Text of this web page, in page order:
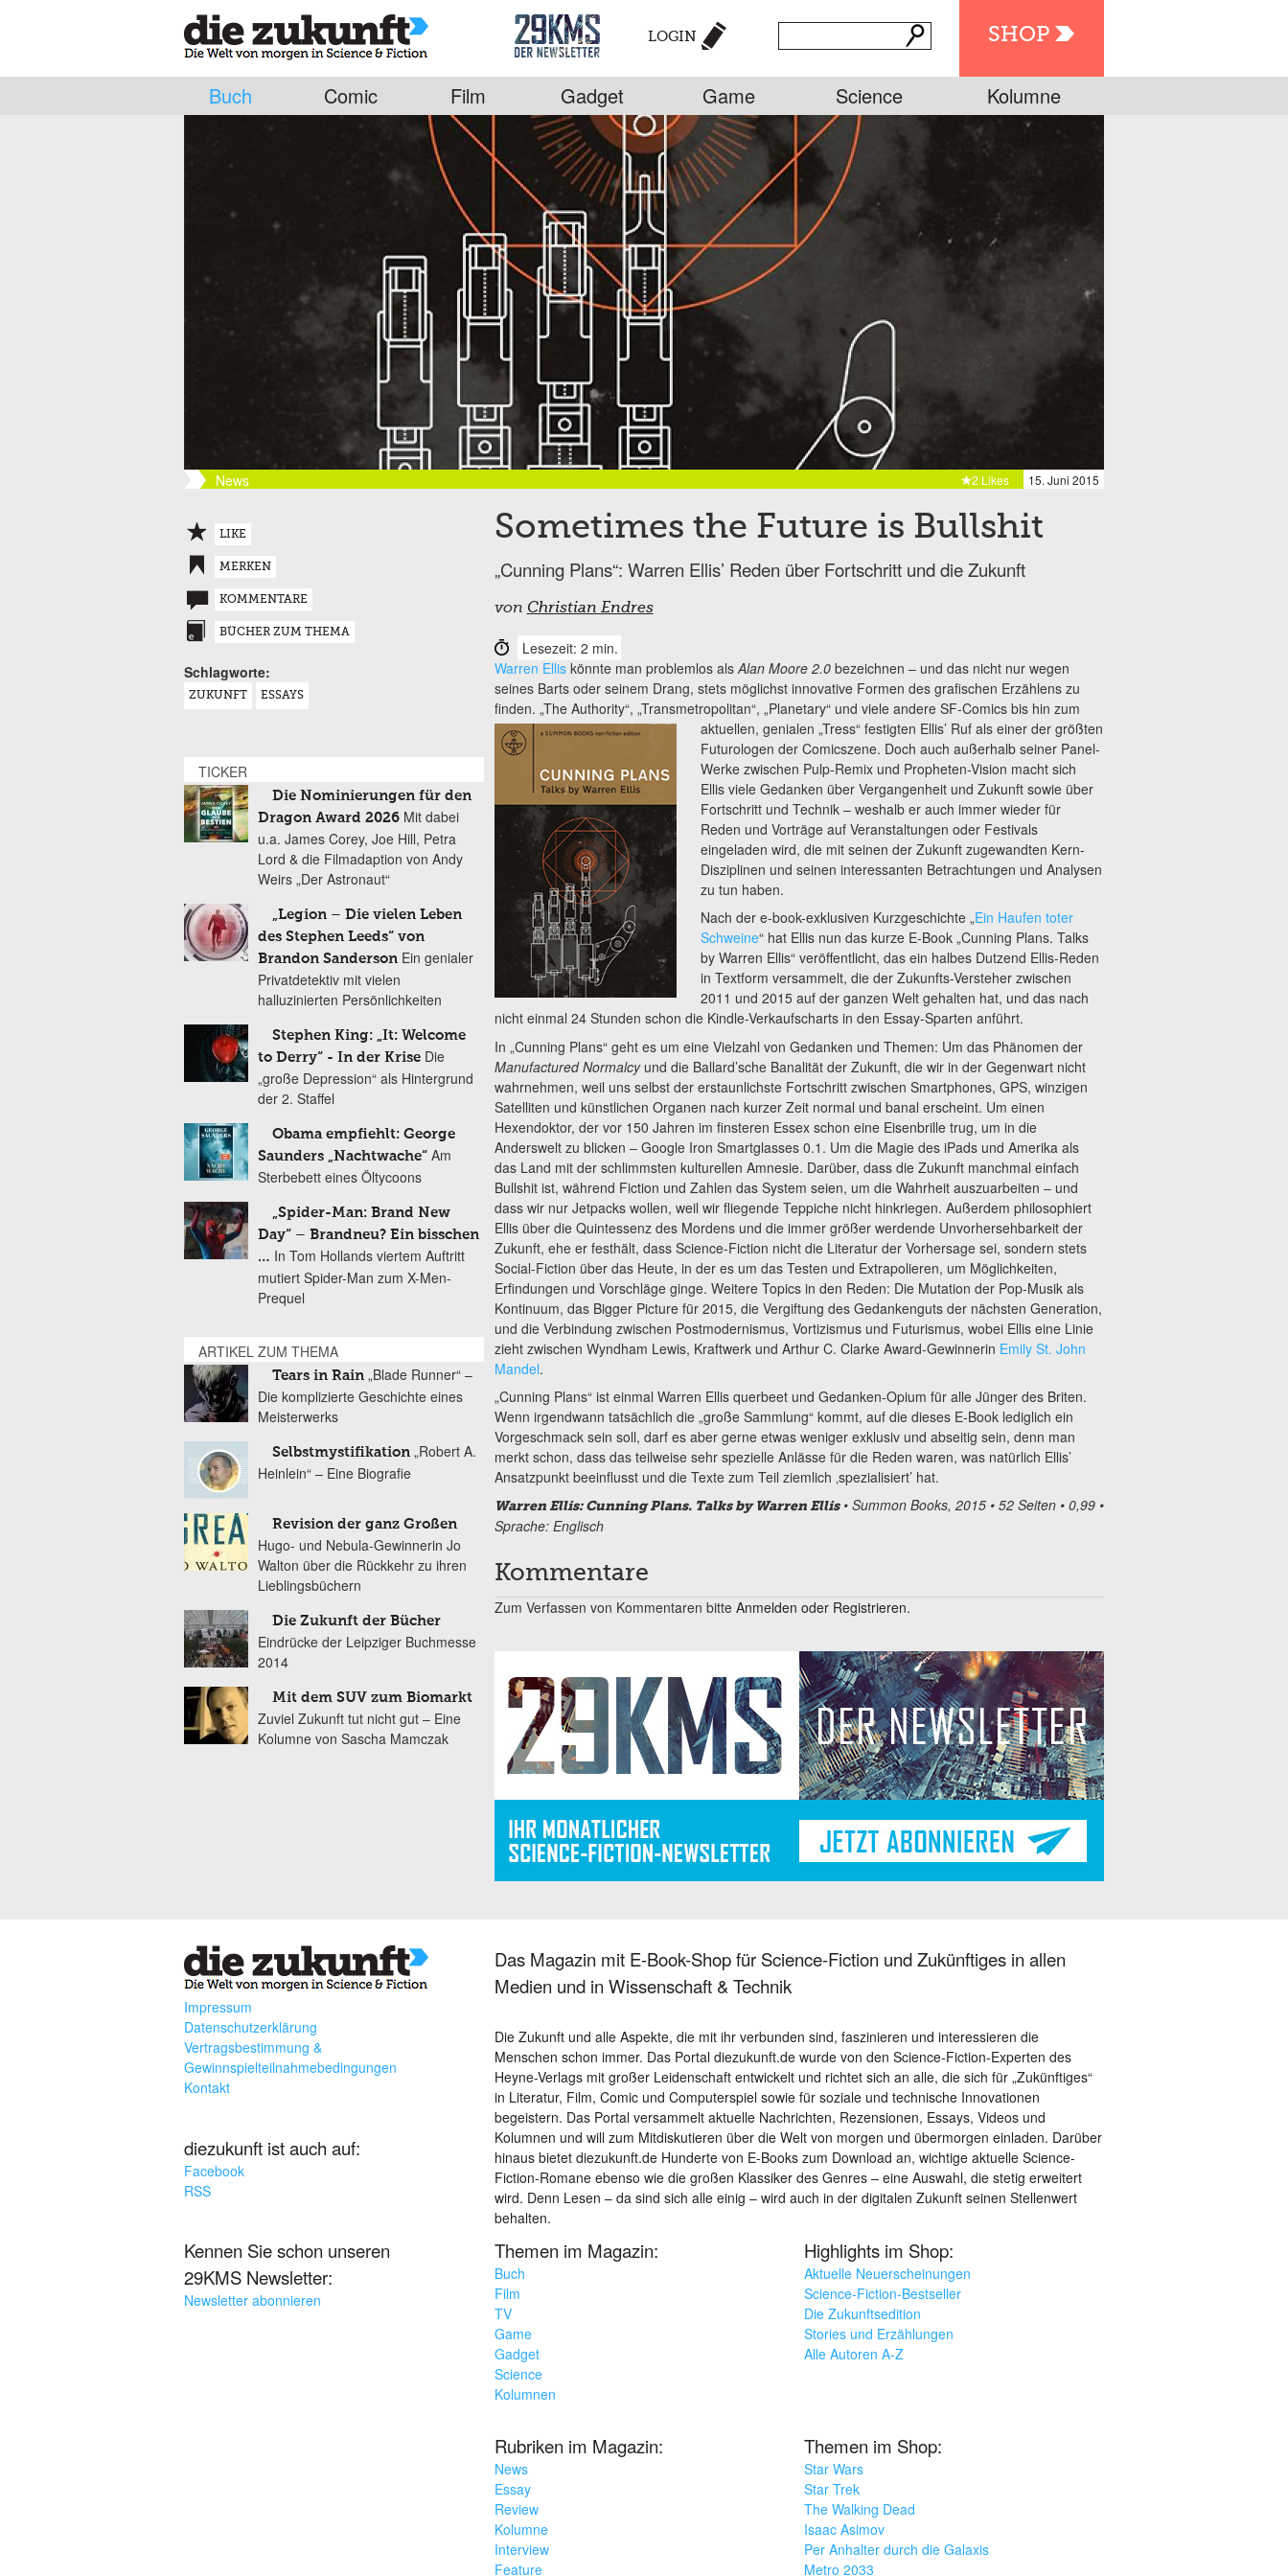
SHOP
LOGIN
Buch Comic Film Gadget Game Science Kolumne
News 15. Juni 2015
2 Likes
Sometimes the Future is Bullshit
„Cunning Plans“: Warren Ellis’ Reden über Fortschritt und die Zukunft
von Christian Endres
Lesezeit: 2 min.
Warren Elliskönnte man problemlos als Alan Moore 2.0bezeichnen – und das nicht nur wegen
seines Barts oder seinem Drang, stets möglichst innovative Formen des grafischen Erzählens zu
finden. „The Authority“, „Transmetropolitan“, „Planetary“ und viele andere SF-Comics bis hin zum
aktuellen, genialen „Tress“ festigten Ellis’ Ruf als einer der größten
Futurologen der Comicszene. Doch auch außerhalb seiner Panel-
Werke zwischen Pulp-Remix und Propheten-Vision macht sich
Ellis viele Gedanken über Vergangenheit und Zukunft sowie über
Fortschritt und Technik – weshalb er auch immer wieder für
Reden und Vorträge auf Veranstaltungen oder Festivals
eingeladen wird, die mit seinen der Zukunft zugewandten Kern-
Disziplinen und seinen interessanten Betrachtungen und Analysen
zu tun haben.
Nach der e-book-exklusiven Kurzgeschichte „Ein Haufen toter
Schweine“ hat Ellis nun das kurze E-Book „Cunning Plans. Talks
by Warren Ellis“ veröffentlicht, das ein halbes Dutzend Ellis-Reden
in Textform versammelt, die der Zukunfts-Versteher zwischen
2011 und 2015 auf der ganzen Welt gehalten hat, und das nach
nicht einmal 24 Stunden schon die Kindle-Verkaufscharts in den Essay-Sparten anführt.
In „Cunning Plans“ geht es um eine Vielzahl von Gedanken und Themen: Um das Phänomen der
Manufactured Normalcyund die Ballard’sche Banalität der Zukunft, die wir in der Gegenwart nicht
wahrnehmen, weil uns selbst der erstaunlichste Fortschritt zwischen Smartphones, GPS, winzigen
Satelliten und künstlichen Organen nach kurzer Zeit normal und banal erscheint. Um einen
Hexendoktor, der vor 150 Jahren im finsteren Essex schon eine Eisenbrille trug, um in die
Anderswelt zu blicken – Google Iron Smartglasses 0.1. Um die Magie des iPads und Amerika als
das Land mit der schlimmsten kulturellen Amnesie. Darüber, dass die Zukunft manchmal einfach
Bullshit ist, während Fiction und Zahlen das System seien, um die Wahrheit auszuarbeiten – und
dass wir nur Jetpacks wollen, weil wir fliegende Teppiche nicht hinkriegen. Außerdem philosophiert
Ellis über die Quintessenz des Mordens und die immer größer werdende Unvorhersehbarkeit der
Zukunft, ehe er festhält, dass Science-Fiction nicht die Literatur der Vorhersage sei, sondern stets
Social-Fiction über das Heute, in der es um das Testen und Extrapolieren, um Möglichkeiten,
Erfindungen und Vorschläge ginge. Weitere Topics in den Reden: Die Mutation der Pop-Musik als
Kontinuum, das Bigger Picture für 2015, die Vergiftung des Gedankenguts der nächsten Generation,
und die Verbindung zwischen Postmodernismus, Vortizismus und Futurismus, wobei Ellis eine Linie
zieht zwischen Wyndham Lewis, Kraftwerk und Arthur C. Clarke Award-Gewinnerin Emily St. John
Mandel.
„Cunning Plans“ ist einmal Warren Ellis querbeet und Gedanken-Opium für alle Jünger des Briten.
Wenn irgendwann tatsächlich die „große Sammlung“ kommt, auf die dieses E-Book lediglich ein
Vorgeschmack sein soll, darf es aber gerne etwas weniger exklusiv und abseitig sein, denn man
merkt schon, dass das teilweise sehr spezielle Anlässe für die Reden waren, was natürlich Ellis’
Ansatzpunkt beeinflusst und die Texte zum Teil ziemlich ‚spezialisiert’ hat.
Warren Ellis: Cunning Plans. Talks by Warren Ellis• Summon Books, 2015 • 52 Seiten • 0,99 •
Sprache: Englisch
Kommentare
Zum Verfassen von Kommentaren bitte Anmelden oder Registrieren.
LIKE
MERKEN
KOMMENTARE
BÜCHER ZUM THEMA
Schlagworte:
ZUKUNFT ESSAYS
TICKER
Die Nominierungen für den
Dragon Award 2026 Mit dabei
u.a. James Corey, Joe Hill, Petra
Lord & die Filmadaption von Andy
Weirs „Der Astronaut“
„Legion – Die vielen Leben
des Stephen Leeds“ von
Brandon Sanderson Ein genialer
Privatdetektiv mit vielen
halluzinierten Persönlichkeiten
Stephen King: „It: Welcome
to Derry“ - In der Krise Die
„große Depression“ als Hintergrund
der 2. Staffel
Obama empfiehlt: George
Saunders „Nachtwache“ Am
Sterbebett eines Öltycoons
„Spider-Man: Brand New
Day“ – Brandneu? Ein bisschen
… In Tom Hollands viertem Auftritt
mutiert Spider-Man zum X-Men-
Prequel
ARTIKEL ZUM THEMA
Tears in Rain „Blade Runner“ –
Die komplizierte Geschichte eines
Meisterwerks
Selbstmystifikation „Robert A.
Heinlein“ – Eine Biografie
Revision der ganz Großen
Hugo- und Nebula-Gewinnerin Jo
Walton über die Rückkehr zu ihren
Lieblingsbüchern
Die Zukunft der Bücher
Eindrücke der Leipziger Buchmesse
2014
Mit dem SUV zum Biomarkt
Zuviel Zukunft tut nicht gut – Eine
Kolumne von Sascha Mamczak
Impressum
Datenschutzerklärung
Vertragsbestimmung &
Gewinnspielteilnahmebedingungen
Kontakt
diezukunft ist auch auf:
Facebook
RSS
Kennen Sie schon unseren
29KMS Newsletter:
Newsletter abonnieren
Das Magazin mit E-Book-Shop für Science-Fiction und Zukünftiges in allen
Medien und in Wissenschaft & Technik
Die Zukunft und alle Aspekte, die mit ihr verbunden sind, faszinieren und interessieren die
Menschen schon immer. Das Portal diezukunft.de wurde von den Science-Fiction-Experten des
Heyne-Verlags mit großer Leidenschaft entwickelt und richtet sich an alle, die sich für „Zukünftiges“
in Literatur, Film, Comic und Computerspiel sowie für soziale und technische Innovationen
begeistern. Das Portal versammelt aktuelle Nachrichten, Rezensionen, Essays, Videos und
Kolumnen und will zum Mitdiskutieren über die Welt von morgen und übermorgen einladen. Darüber
hinaus bietet diezukunft.de Hunderte von E-Books zum Download an, wichtige aktuelle Science-
Fiction-Romane ebenso wie die großen Klassiker des Genres – eine Auswahl, die stetig erweitert
wird. Denn Lesen – da sind sich alle einig – wird auch in der digitalen Zukunft seinen Stellenwert
behalten.
Themen im Magazin:
Buch
Film
TV
Game
Gadget
Science
Kolumnen
Highlights im Shop:
Aktuelle Neuerscheinungen
Science-Fiction-Bestseller
Die Zukunftsedition
Stories und Erzählungen
Alle Autoren A-Z
Rubriken im Magazin:
News
Essay
Review
Kolumne
Interview
Feature
Themen im Shop:
Star Wars
Star Trek
The Walking Dead
Isaac Asimov
Per Anhalter durch die Galaxis
Metro 2033